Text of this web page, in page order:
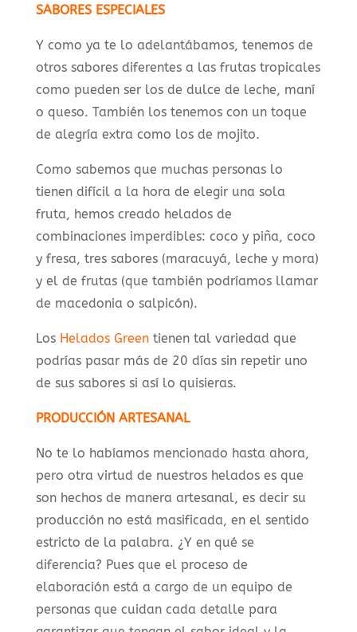
SABORES ESPECIALES
Y como ya te lo adelantábamos, tenemos de
otros sabores diferentes a las frutas tropicales
como pueden ser los de dulce de leche, maní
o queso. También los tenemos con un toque
de alegría extra como los de mojito.
Como sabemos que muchas personas lo
tienen difícil a la hora de elegir una sola
fruta, hemos creado helados de
combinaciones imperdibles: coco y piña, coco
y fresa, tres sabores (maracuyá, leche y mora)
y el de frutas (que también podríamos llamar
de macedonia o salpicón).
Los Helados Greentienen tal variedad que
podrías pasar más de 20 días sin repetir uno
de sus sabores si así lo quisieras.
PRODUCCIÓN ARTESANAL
No te lo habíamos mencionado hasta ahora,
pero otra virtud de nuestros helados es que
son hechos de manera artesanal, es decir su
producción no está masificada, en el sentido
estricto de la palabra. ¿Y en qué se
diferencia? Pues que el proceso de
elaboración está a cargo de un equipo de
personas que cuidan cada detalle para